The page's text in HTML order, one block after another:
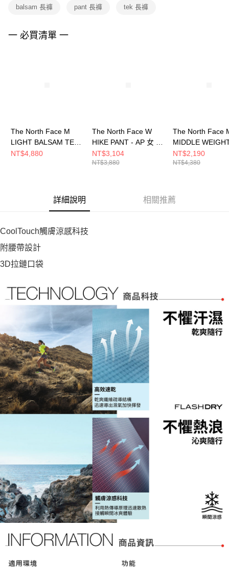
權轉讓予恩沛科技股份有限公司。
３．未成年的使用者請事先徵得法定代理人或監護人之同意方可使用
「AFTEE先享後付」，若未經同意申辦者引起之損失，本公司不負相關責
balsam 長褲 pant 長褲 tek 長褲
一 必買清單 一
The North Face M
LIGHT BALSAM TEK
PANT - AP 男 長褲
NT$4,880
The North Face W
HIKE PANT - AP 女 長
褲 NF0A8CJRJK3
NT$3,104
NT$3,880
The North Face
MIDDLE
TREKKER PANT
男 長褲
NT$2,190
NT$4,380
詳細說明 相關推薦
CoolTouch觸膚涼感科技
附腰帶設計
3D拉鏈口袋